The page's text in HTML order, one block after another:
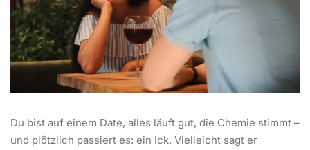
Du bist auf einem Date, alles läuft gut, die Chemie stimmt –
und plötzlich passiert es: ein Ick. Vielleicht sagt er